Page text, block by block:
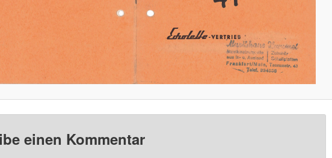
einen Kommentar